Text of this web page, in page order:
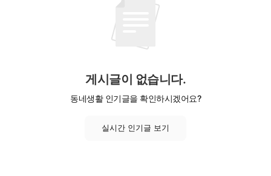
게시글이 없습니다.
동네생활 인기글을 확인하시겠어요?
실시간 인기글 보기